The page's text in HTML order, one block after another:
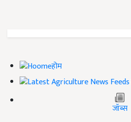
होम
जॉब्स